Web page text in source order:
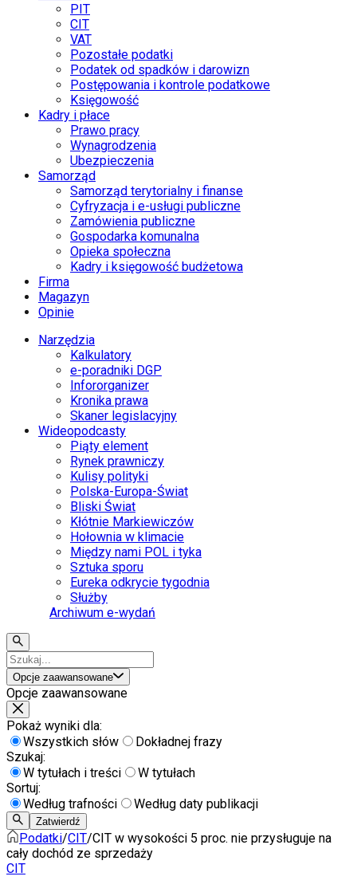
PIT
CIT
VAT
Pozostałe podatki
Podatek od spadków i darowizn
Postępowania i kontrole podatkowe
Księgowość
Kadry i płace
Prawo pracy
Wynagrodzenia
Ubezpieczenia
Samorząd
Samorząd terytorialny i finanse
Cyfryzacja i e-usługi publiczne
Zamówienia publiczne
Gospodarka komunalna
Opieka społeczna
Kadry i księgowość budżetowa
Firma
Magazyn
Opinie
Narzędzia
Kalkulatory
e-poradniki DGP
Infororganizer
Kronika prawa
Skaner legislacyjny
Wideopodcasty
Piąty element
Rynek prawniczy
Kulisy polityki
Polska-Europa-Świat
Bliski Świat
Kłótnie Markiewiczów
Hołownia w klimacie
Między nami POL i tyka
Sztuka sporu
Eureka odkrycie tygodnia
Służby
Archiwum e-wydań
Opcje zaawansowane
Opcje zaawansowane
Pokaż wyniki dla:
Wszystkich słów
Dokładnej frazy
Szukaj:
W tytułach i treści
W tytułach
Sortuj:
Według trafności
Według daty publikacji
Zatwierdź
Podatki/CIT/CIT w wysokości 5 proc. nie przysługuje na
cały dochód ze sprzedaży
CIT